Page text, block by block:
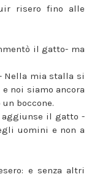
risero fino alle
il gatto- ma
Nella mia stalla si
noi siamo ancora
boccone.
aggiunse il gatto -
uomini e non a
e senza altri